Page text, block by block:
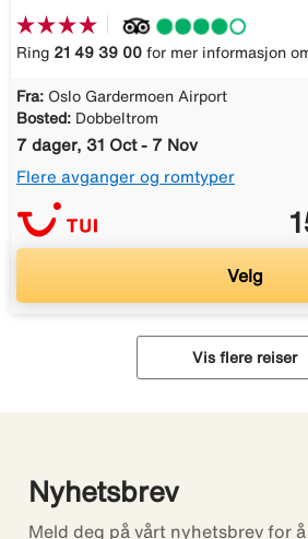
Ring 21 49 39 00 for mer informasjon
Fra: Oslo Gardermoen Airport
Bosted: Dobbeltrom
7 dager, 31 Oct - 7 Nov
Flere avganger og romtyper
Velg
Vis flere reiser
Nyhetsbrev
Meld deg på vårt nyhetsbrev for